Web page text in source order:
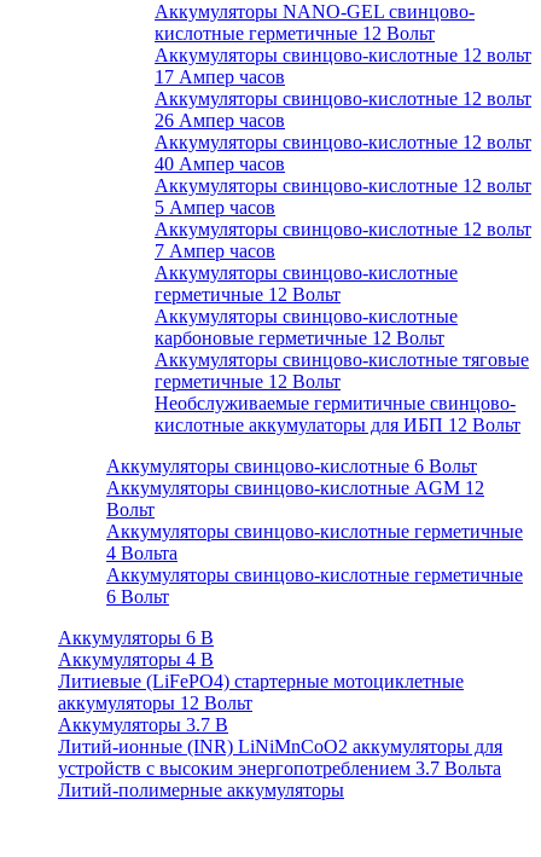
Аккумуляторы NANO-GEL свинцово-
кислотные герметичные 12 Вольт
Аккумуляторы свинцово-кислотные 12 вольт
17 Ампер часов
Аккумуляторы свинцово-кислотные 12 вольт
26 Ампер часов
Аккумуляторы свинцово-кислотные 12 вольт
40 Ампер часов
Аккумуляторы свинцово-кислотные 12 вольт
5 Ампер часов
Аккумуляторы свинцово-кислотные 12 вольт
7 Ампер часов
Аккумуляторы свинцово-кислотные
герметичные 12 Вольт
Аккумуляторы свинцово-кислотные
карбоновые герметичные 12 Вольт
Аккумуляторы свинцово-кислотные тяговые
герметичные 12 Вольт
Необслуживаемые гермитичные свинцово-
кислотные аккумулаторы для ИБП 12 Вольт
Аккумуляторы свинцово-кислотные 6 Вольт
Аккумуляторы свинцово-кислотные AGM 12
Вольт
Аккумуляторы свинцово-кислотные герметичные
4 Вольта
Аккумуляторы свинцово-кислотные герметичные
6 Вольт
Аккумуляторы 6 В
Аккумуляторы 4 В
Литиевые (LiFePO4) стартерные мотоциклетные
аккумуляторы 12 Вольт
Аккумуляторы 3.7 В
Литий-ионные (INR) LiNiMnCoO2 аккумуляторы для
устройств с высоким энергопотреблением 3.7 Вольта
Литий-полимерные аккумуляторы